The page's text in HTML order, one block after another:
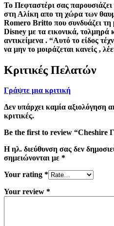
Το Πεφταστέρι σας παρουσιάζει
στη Αλίκη απο τη χώρα των
Romero Britto που συνδυάζει τη
Disney με τα εικονικά, τολμηρά
αντικείμενα . “Αυτό το είδος
να μην το μοιράζεται κανείς ,
Κριτικές Πελατών
Γράψτε μια κριτική
Δεν υπάρχει καμία αξιολόγηση
κριτικές.
Be the first to review “Cheshire
Η ηλ. διεύθυνση σας δεν
σημειώνονται με *
Your rating *
Your review *